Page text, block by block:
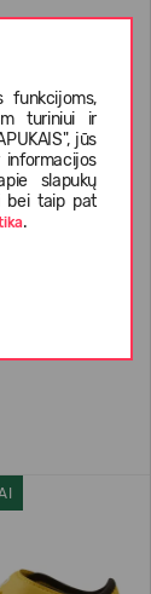
funkcijoms,
turiniui ir
jūs
slapukų
bei taip pat
.